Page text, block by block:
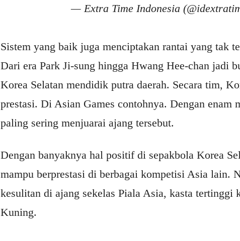
— Extra Time Indonesia
Sistem yang baik juga menciptakan rantai yang tak
Dari era Park Ji-sung hingga Hwang Hee-chan jadi
Korea Selatan mendidik putra daerah. Secara tim,
prestasi. Di Asian Games contohnya. Dengan enam
paling sering menjuarai ajang tersebut.
Dengan banyaknya hal positif di sepakbola Korea
mampu berprestasi di berbagai kompetisi Asia lain.
kesulitan di ajang sekelas Piala Asia, kasta tertinggi
Kuning.